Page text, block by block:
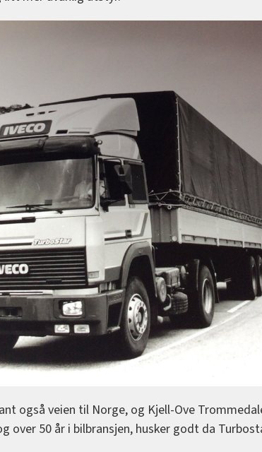
også veien til Norge, og Kjell-Ove
over 50 år i bilbransjen, husker godt da